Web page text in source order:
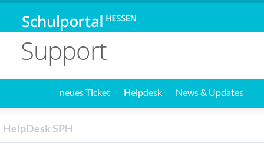
Support
neues Ticket Helpdesk News & Updates
HelpDesk SPH